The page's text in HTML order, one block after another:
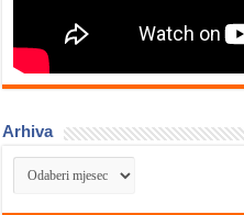
Arhiva
Arhiva